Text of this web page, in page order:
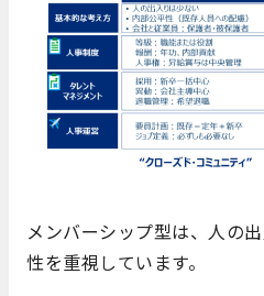
メンバーシップ型は、人の
性を重視しています。